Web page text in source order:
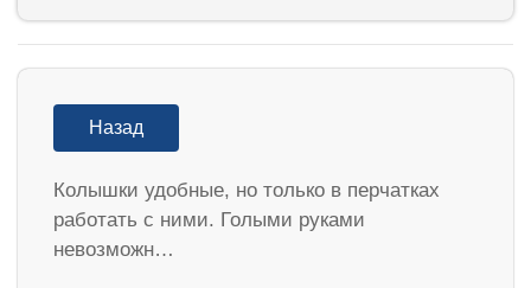
Назад
Колышки удобные, но только в перчатках
работать с ними. Голыми руками
невозможн…